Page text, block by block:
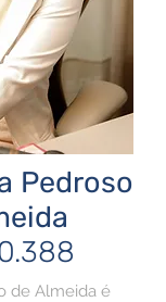
Pedroso
de Almeida é